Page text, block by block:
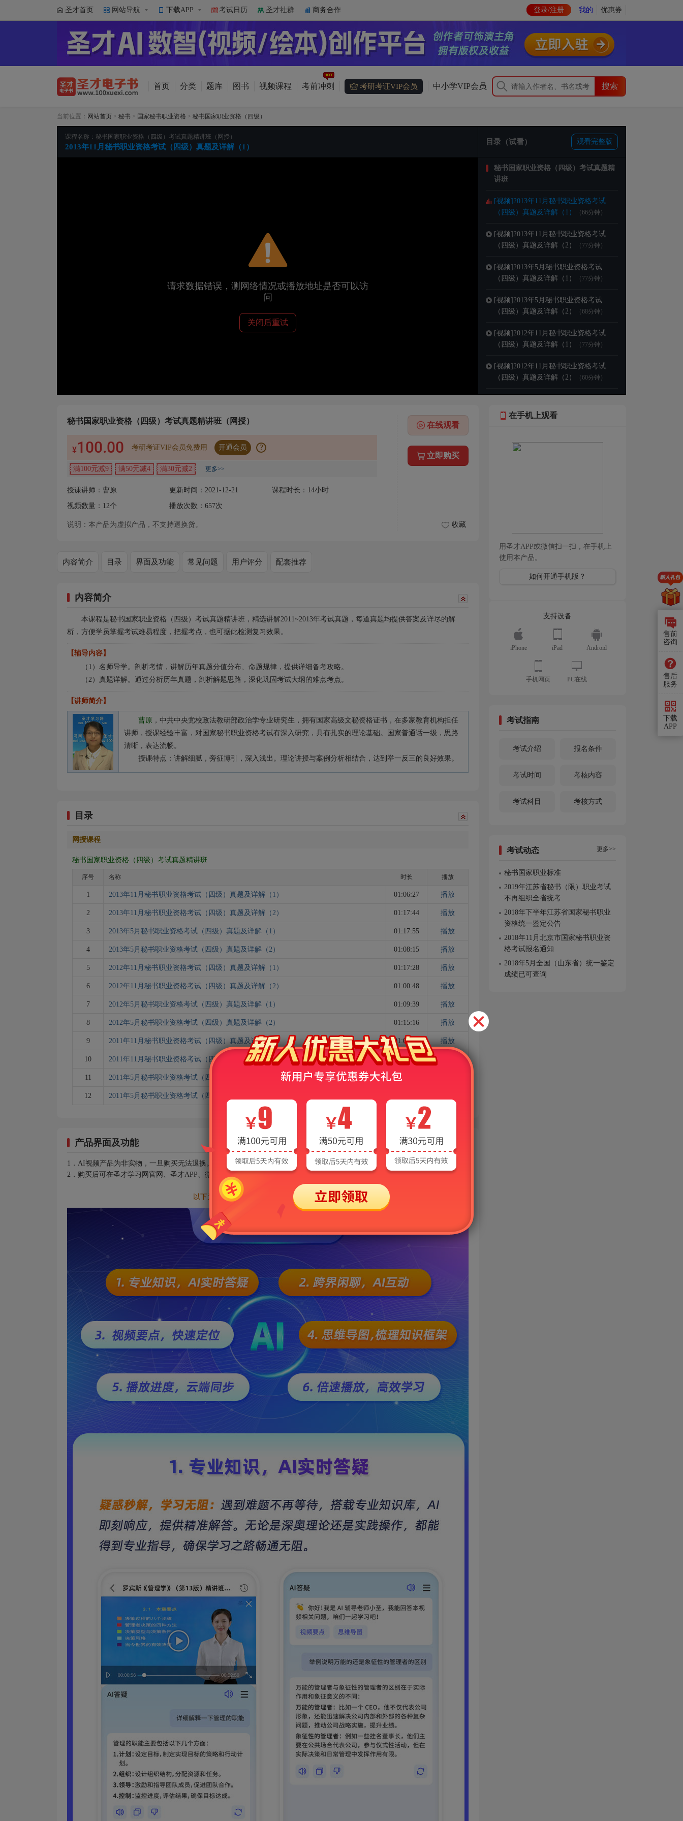
圣才首页 网站导航 下载APP 考试日历 圣才社群 商务合作 登录/注册 我的 优惠券
首页 分类 题库 图书 视频课程 考前冲刺 考研考证VIP会员 中小学VIP会员
当前位置： 网站首页 > 秘书 > 国家秘书职业资格 > 秘书国家职业资格（四级）
课程名称：秘书国家职业资格（四级）考试真题精讲班（网授）
2013年11月秘书职业资格考试（四级）真题及详解（1）
请求数据错误，测网络情况或播放地址是否可以访
问
关闭后重试
目录（试看） 观看完整版
秘书国家职业资格（四级）考试真题精
讲班
[视频]2013年11月秘书职业资格考试
（四级）真题及详解（1）
（66分钟）
[视频]2013年11月秘书职业资格考试
（四级）真题及详解（2）
（77分钟）
[视频]2013年5月秘书职业资格考试
（四级）真题及详解（1）
（77分钟）
[视频]2013年5月秘书职业资格考试
（四级）真题及详解（2）
（68分钟）
[视频]2012年11月秘书职业资格考试
（四级）真题及详解（1）
（77分钟）
[视频]2012年11月秘书职业资格考试
（四级）真题及详解（2）
（60分钟）
（四级）真题及详解（1）
（四级）真题及详解（2）（75分钟）
[视频]2011年5月秘书职业资格考试
（四级）真题及详解（1） （84分钟）
（四级）真题及详解（2）（81分钟）
收藏
秘书国家职业资格（四级）考试真题精讲班（网授）
¥100.00 考研考证VIP会员免费用 开通会员 ?
满100元减9 满50元减4 满30元减2 更多>>
授课讲师：曹原 更新时间：2021-12-21 课程时长： 14小时
视频数量： 12个 播放次数：657次
在线观看
立即购买
说明：本产品为虚拟产品，不支持退换货。
内容简介 目录 界面及功能 常见问题 用户评分 配套推荐
内容简介
本课程是秘书国家职业资格（四级）考试真题精讲班，精选讲解2011~2013年考试真题，每道真题均提供答案及详尽的解
析，方便学员掌握考试难易程度，把握考点，也可据此检测复习效果。
【辅导内容】
（1）名师导学。剖析考情，讲解历年真题分值分布、命题规律，提供详细备考攻略。
（2）真题详解。通过分析历年真题，剖析解题思路，深化巩固考试大纲的难点考点。
【讲师简介】
曹原 ，中共中央党校政法教研部政治学专业研究生，拥有国家高级文秘资格证书，在多家教育机构担任
讲师，授课经验丰富，对国家秘书职业资格考试有深入研究，具有扎实的理论基础。国家普通话一级，思路
清晰，表达流畅。
授课特点：讲解细腻，旁征博引，深入浅出。理论讲授与案例分析相结合，达到举一反三的良好效果。
目录
网授课程
秘书国家职业资格（四级）考试真题精讲班
序号 名称 时长 播放
1 2013年11月秘书职业资格考试（四级）真题及详解（1） 01:06:27 播放
2 2013年11月秘书职业资格考试（四级）真题及详解（2） 01:17:44 播放
3 2013年5月秘书职业资格考试（四级）真题及详解（1） 01:17:55 播放
4 2013年5月秘书职业资格考试（四级）真题及详解（2） 01:08:15 播放
5 2012年11月秘书职业资格考试（四级）真题及详解（1） 01:17:28 播放
6 2012年11月秘书职业资格考试（四级）真题及详解（2） 01:00:48 播放
7 2012年5月秘书职业资格考试（四级）真题及详解（1） 01:09:39 播放
8 2012年5月秘书职业资格考试（四级）真题及详解（2） 01:15:16 播放
9 2011年11月秘书职业资格考试（四级）真题及详解（1） 01:03:22 播放
10 2011年11月秘书职业资格考试（四级）真题及详解（2） 00:50:14
11 2011年5月秘书职业资格考试（四级）真题及详解（1） 01:24:18
12 2011年5月秘书职业资格考试（四级）真题及详解（2）
产品界面及功能
1．AI视频产品为非实物，一旦购买无法退换。
2．购买后可在圣才学习网官网、圣才APP、微信小程序等多种平台同步使用。
以下为AI视频界面展示，非本产品，仅供参考！
在手机上观看
用圣才APP或微信扫一扫，在手机上
使用本产品。
如何开通手机版？
支持设备
iPhone iPad Android
手机网页 PC在线
考试指南
考试介绍 报名条件
考试时间 考核内容
考试科目 考核方式
考试动态 更多>>
秘书国家职业标准
2019年江苏省秘书（限）职业考试
不再组织全省统考
2018年下半年江苏省国家秘书职业
资格统一鉴定公告
2018年11月北京市国家秘书职业资
格考试报名通知
2018年5月全国（山东省）统一鉴定
成绩已可查询
售前
咨询
售后
服务
下载
APP